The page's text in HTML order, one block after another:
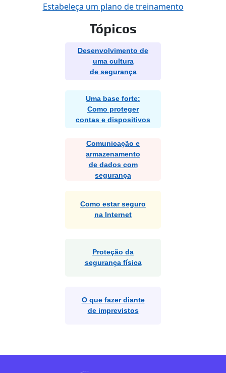
Estabeleça um plano de treinamento
Tópicos
Desenvolvimento de
uma cultura
de segurança
Uma base forte:
Como proteger
contas e dispositivos
Comunicação e
armazenamento
de dados com
segurança
Como estar seguro
na Internet
Proteção da
segurança física
O que fazer diante
de imprevistos